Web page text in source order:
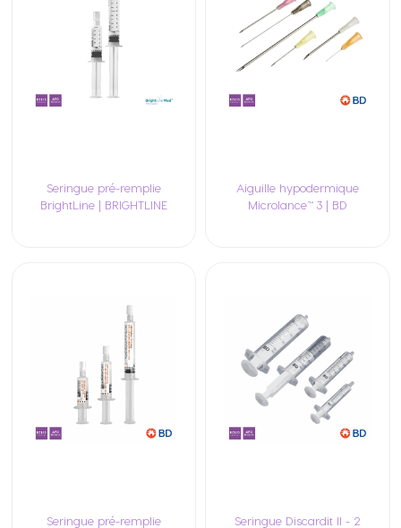
Seringue pré-remplie
BrightLine | BRIGHTLINE
Aiguille hypodermique
Microlance™ 3 | BD
Seringue pré-remplie
Seringue Discardit II - 2